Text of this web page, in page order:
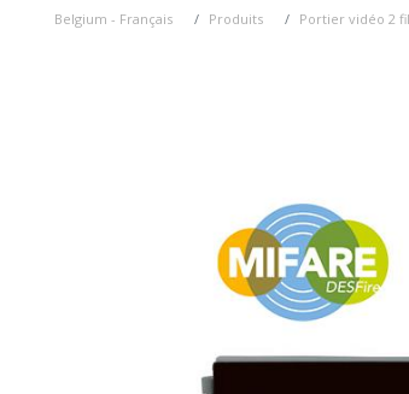
Belgium - Français Produits Portier vidéo 2